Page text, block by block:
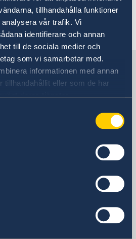
tillhandahålla funktioner
vår trafik. Vi
identifierare och annan
till de sociala medier och
som vi samarbetar med.
informationen med annan
tillhandahållit eller som de har
deras tjänster.
털
문
방침
/불가능 물품
와 함께 거주하기
주허가 신청
정보와 링크 모음
허가증신청/결정문수령
표부
포털